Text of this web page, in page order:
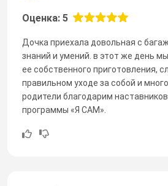
Оценка: 5
Дочка приехала довольная с
знаний и умений. в этот же день
ее собственного приготовления,
правильном уходе за собой и
родители благодарим
программы «Я САМ».